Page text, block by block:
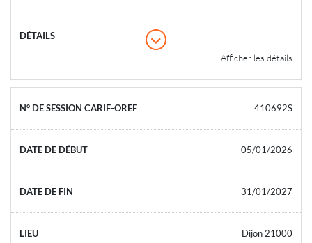
Afficher les détails
410692S
05/01/2026
31/01/2027
Dijon 21000